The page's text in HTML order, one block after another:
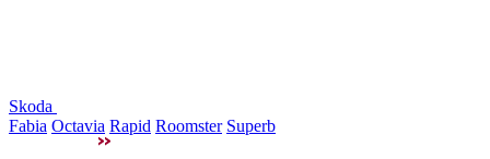
Skoda
Fabia Octavia Rapid Roomster Superb